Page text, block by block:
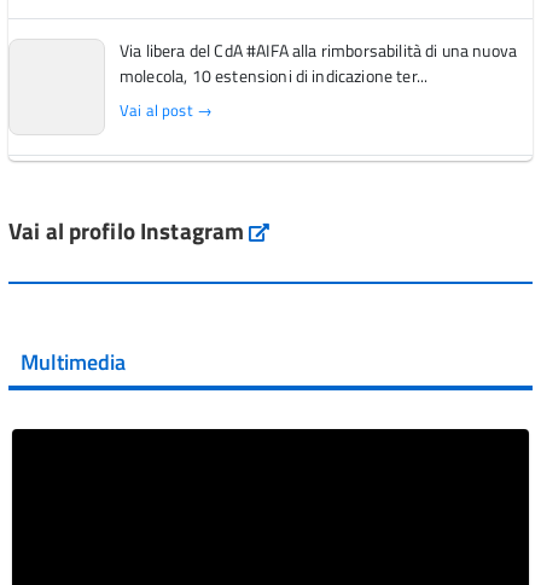
Via libera del CdA #AIFA alla rimborsabilità di una nuova
molecola, 10 estensioni di indicazione ter...
Vai al post →
Vai al post →
Vai al post →
Vai al profilo Instagram Instagram
Multimedia